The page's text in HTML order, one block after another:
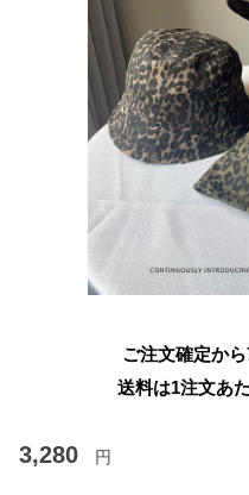
ご注文確定か
送料は1注文あ
3,280 円